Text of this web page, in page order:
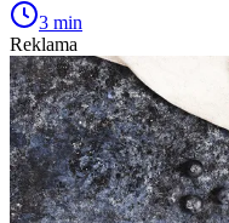
3 min
Reklama